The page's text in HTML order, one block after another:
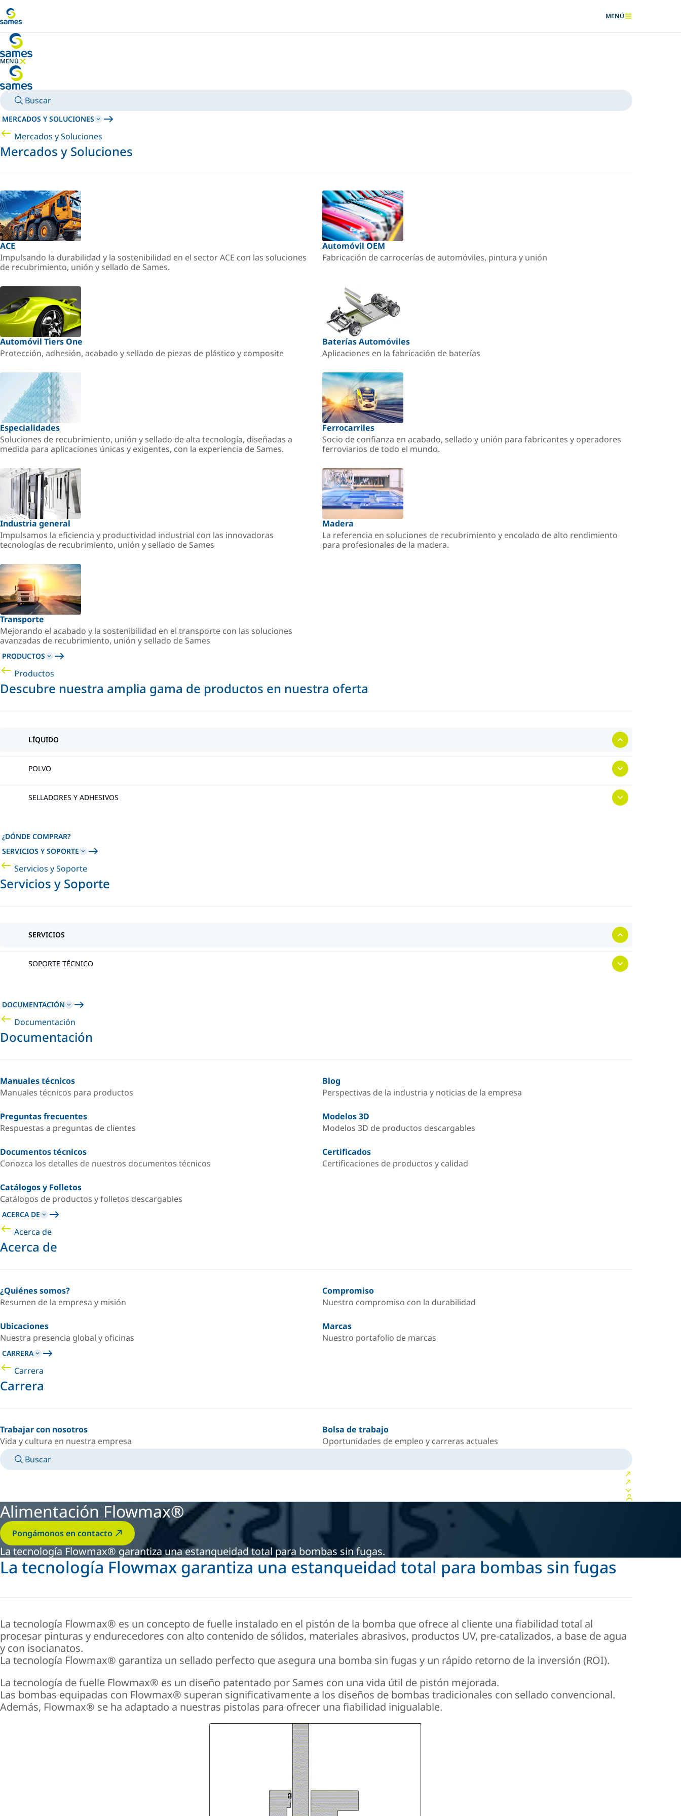
MOSTRAR
MENÚ
MENÚ
OCULTAR MENÚ
Buscar
MERCADOS Y SOLUCIONES
Mercados y Soluciones
Mercados y Soluciones
ACE
Impulsando la durabilidad y la sostenibilidad en el sector ACE con las soluciones
de recubrimiento, unión y sellado de Sames.
Automóvil OEM
Fabricación de carrocerías de automóviles, pintura y unión
Automóvil Tiers One
Protección, adhesión, acabado y sellado de piezas de plástico y composite
Baterías Automóviles
Aplicaciones en la fabricación de baterías
Especialidades
Soluciones de recubrimiento, unión y sellado de alta tecnología, diseñadas a
medida para aplicaciones únicas y exigentes, con la experiencia de Sames.
Ferrocarriles
Socio de confianza en acabado, sellado y unión para fabricantes y operadores
ferroviarios de todo el mundo.
Industria general
Impulsamos la eficiencia y productividad industrial con las innovadoras
tecnologías de recubrimiento, unión y sellado de Sames
Madera
La referencia en soluciones de recubrimiento y encolado de alto rendimiento
para profesionales de la madera.
Transporte
Mejorando el acabado y la sostenibilidad en el transporte con las soluciones
avanzadas de recubrimiento, unión y sellado de Sames
PRODUCTOS
Productos
Descubre nuestra amplia gama de productos en nuestra oferta
LÍQUIDO
POLVO
SELLADORES Y ADHESIVOS
¿DÓNDE COMPRAR?
SERVICIOS Y SOPORTE
Servicios y Soporte
Servicios y Soporte
SERVICIOS
SOPORTE TÉCNICO
DOCUMENTACIÓN
Documentación
Documentación
Manuales técnicos
Manuales técnicos para productos
Blog
Perspectivas de la industria y noticias de la empresa
Preguntas frecuentes
Respuestas a preguntas de clientes
Modelos 3D
Modelos 3D de productos descargables
Documentos técnicos
Conozca los detalles de nuestros documentos técnicos
Certificados
Certificaciones de productos y calidad
Catálogos y Folletos
Catálogos de productos y folletos descargables
ACERCA DE
Acerca de
Acerca de
¿Quiénes somos?
Resumen de la empresa y misión
Compromiso
Nuestro compromiso con la durabilidad
Ubicaciones
Nuestra presencia global y oficinas
Marcas
Nuestro portafolio de marcas
CARRERA
Carrera
Carrera
Trabajar con nosotros
Vida y cultura en nuestra empresa
Bolsa de trabajo
Oportunidades de empleo y carreras actuales
Buscar
Alimentación Flowmax®
Pongámonos en contacto
La tecnología Flowmax® garantiza una estanqueidad total para bombas sin fugas.
La tecnología Flowmax garantiza una estanqueidad total para bombas sin fugas
La tecnología Flowmax® es un concepto de fuelle instalado en el pistón de la bomba que ofrece al cliente una fiabilidad total al
procesar pinturas y endurecedores con alto contenido de sólidos, materiales abrasivos, productos UV, pre-catalizados, a base de agua
y con isocianatos.
La tecnología Flowmax® garantiza un sellado perfecto que asegura una bomba sin fugas y un rápido retorno de la inversión (ROI).
La tecnología de fuelle Flowmax® es un diseño patentado por Sames con una vida útil de pistón mejorada.
Las bombas equipadas con Flowmax® superan significativamente a los diseños de bombas tradicionales con sellado convencional.
Además, Flowmax® se ha adaptado a nuestras pistolas para ofrecer una fiabilidad inigualable.